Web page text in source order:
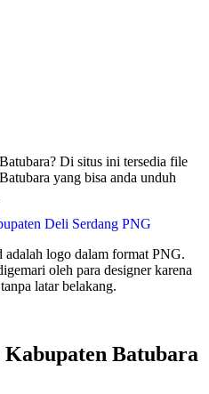
Di situs ini tersedia file
yang bisa anda unduh
Deli Serdang PNG
logo dalam format PNG.
oleh para designer karena
latar belakang.
Batubara